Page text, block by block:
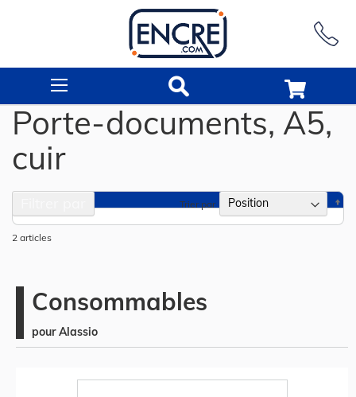
Porte-documents, A5,
cuir
2 articles
Trier par
Consommables
pour Alassio